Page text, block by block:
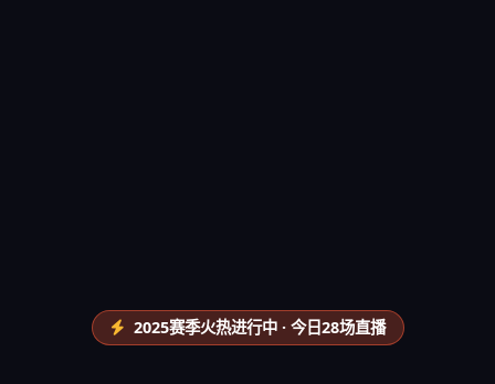
2025赛季火热进行中 · 今日28场直播